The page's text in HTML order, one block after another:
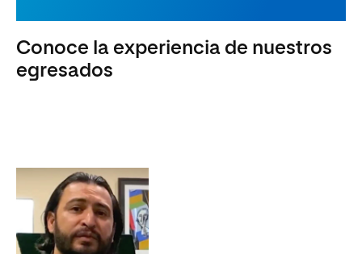
Conoce la experiencia de nuestros
egresados